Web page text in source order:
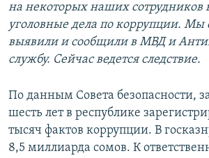
на некоторых наших сотрудников
уголовные дела по коррупции. Мы
выявили и сообщили в МВД и
службу. Сейчас ведется следствие.
По данным Совета безопасности,
шесть лет в республике
тысяч фактов коррупции. В
8,5 миллиарда сомов. К